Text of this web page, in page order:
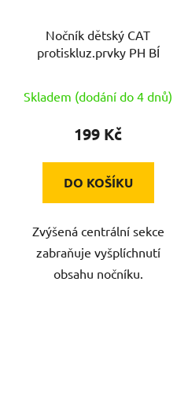
Nočník dětský CAT
protiskluz.prvky PH BÍ
Skladem (dodání do 4 dnů)
199 Kč
DO KOŠÍKU
Zvýšená centrální sekce
zabraňuje vyšplíchnutí
obsahu nočníku.